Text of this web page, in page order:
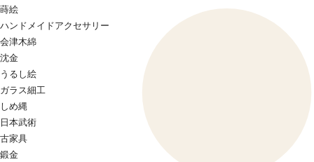
蒔絵
ハンドメイドアクセサリー
会津木綿
沈金
うるし絵
ガラス細工
しめ縄
日本武術
古家具
鍛金